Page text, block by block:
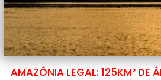
AMAZÔNIA LEGAL: 125KM² DE